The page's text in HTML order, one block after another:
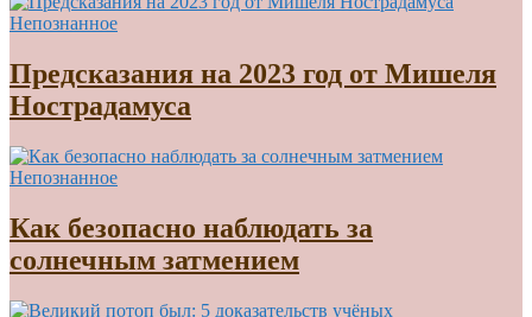
Непознанное
Предсказания на 2023 год от Мишеля
Нострадамуса
Непознанное
Как безопасно наблюдать за
солнечным затмением